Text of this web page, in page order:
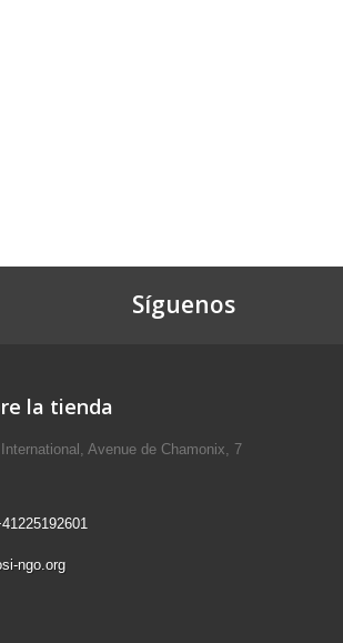
Síguenos
la tienda
Avenue de Chamonix, 7
ngo.org